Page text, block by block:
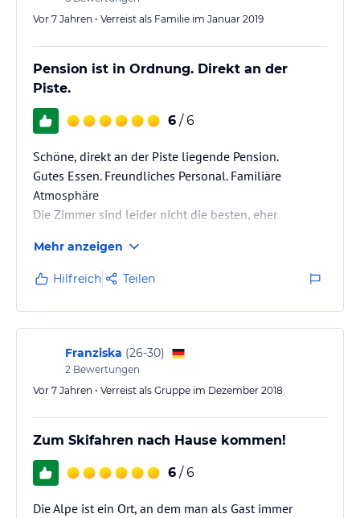
Vor 7 Jahren • Verreist als Familie im Januar 2019
Pension ist in Ordnung. Direkt an der
Piste.
6 / 6
Schöne, direkt an der Piste liegende Pension.
Gutes Essen. Freundliches Personal. Familiäre
Atmosphäre
Die Zimmer sind leider nicht die besten, eher
Mehr anzeigen
Hilfreich Teilen
Franziska (26-30)
2 Bewertungen
Vor 7 Jahren • Verreist als Gruppe im Dezember 2018
Zum Skifahren nach Hause kommen!
6 / 6
Die Alpe ist ein Ort, an dem man als Gast immer